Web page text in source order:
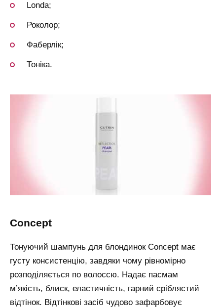
Londa;
Роколор;
Фаберлік;
Тоніка.
concept
Тонуючий шампунь для блондинок Concept має
густу консистенцію, завдяки чому рівномірно
розподіляється по волоссю. Надає пасмам
м’якість, блиск, еластичність, гарний сріблястий
відтінок. Відтінкові засіб чудово зафарбовує